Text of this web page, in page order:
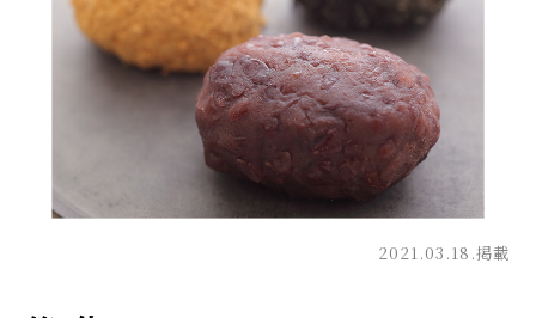
2021.03.18.掲載